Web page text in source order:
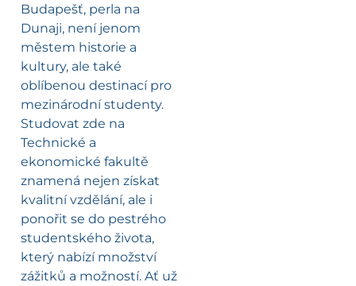
Budapešť, perla na
Dunaji, není jenom
městem historie a
kultury, ale také
oblíbenou destinací pro
mezinárodní studenty.
Studovat zde na
Technické a
ekonomické fakultě
znamená nejen získat
kvalitní vzdělání, ale i
ponořit se do pestrého
studentského života,
který nabízí množství
zážitků a možností. Ať už